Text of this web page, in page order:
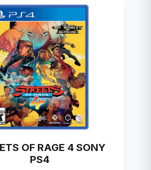
OF RAGE 4 SONY
PS4